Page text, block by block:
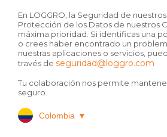
En LOGGRO, la Seguridad de
Protección de los Datos de nuestros
máxima prioridad. Si identificas una
o crees haber encontrado un
nuestras aplicaciones o servicios,
través de seguridad@loggro.com
Tu colaboración nos permite
seguro.
Colombia ▼